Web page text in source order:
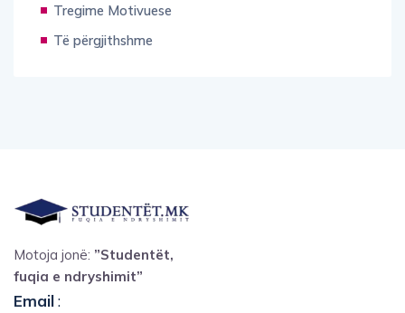
Tregime Motivuese
Të përgjithshme
Motoja jonë: ”Studentët,
fuqia e ndryshimit”
Email: